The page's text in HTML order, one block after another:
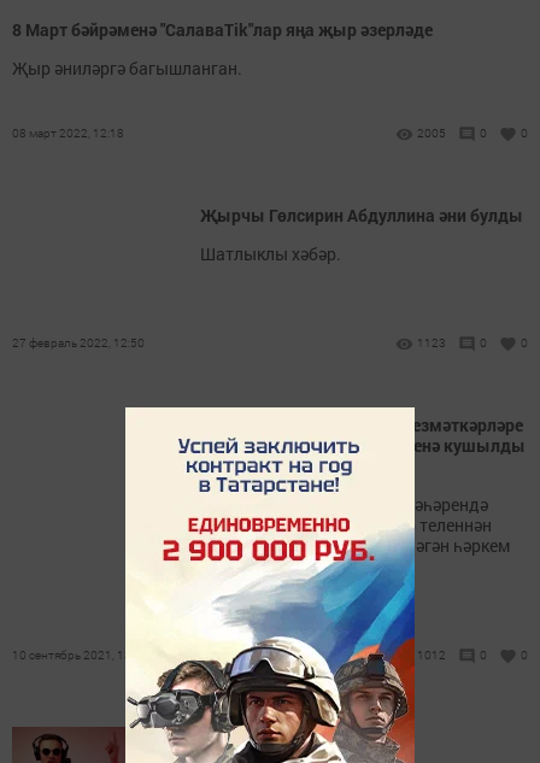
8 Март бәйрәменә "СалаваТik"лар яңа җыр әзерләде
Җыр әниләргә багышланган.
08 март 2022, 12:18 2005 0 0
Җырчы Гөлсирин Абдуллина әни булды
Шатлыклы хәбәр.
27 февраль 2022, 12:50 1123 0 0
"Шәһри Чаллы" газетасы хезмәткәрләре
«Татарча диктант» акциясенә кушылды
(+фоторепортаж)
10 сентябрьдә Яр Чаллы шәһәрендә
«Татарча диктант» – татар теленнән
диктант узды. Акциядә теләгән һәркем
катнаша алды.
10 сентябрь 2021, 13:19 1012 0 0
Enaecash - Туган тел